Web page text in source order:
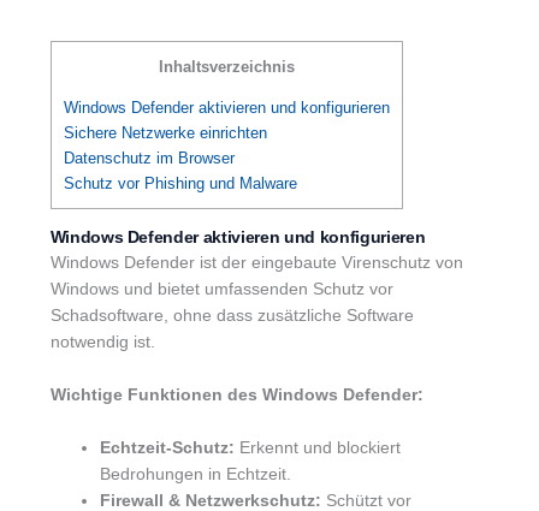
Inhaltsverzeichnis
Windows Defender aktivieren und konfigurieren
Sichere Netzwerke einrichten
Datenschutz im Browser
Schutz vor Phishing und Malware
Windows Defender aktivieren und konfigurieren
Windows Defender ist der eingebaute Virenschutz von
Windows und bietet umfassenden Schutz vor
Schadsoftware, ohne dass zusätzliche Software
notwendig ist.
Wichtige Funktionen des Windows Defender:
Echtzeit-Schutz: Erkennt und blockiert
Bedrohungen in Echtzeit.
Firewall & Netzwerkschutz: Schützt vor